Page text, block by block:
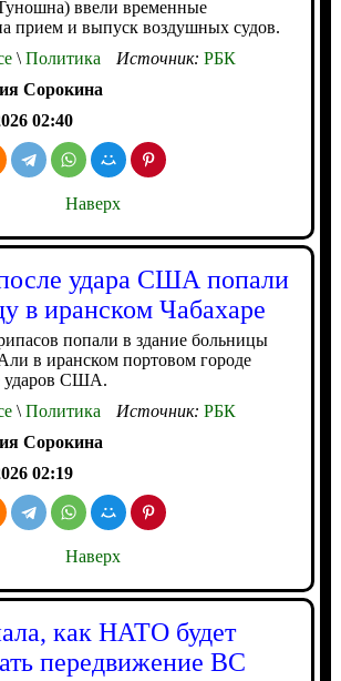
ввели временные
прием и выпуск воздушных судов.
\Политика Источник: РБК
Сорокина
02:40
Наверх
удара США попали
в иранском Чабахаре
попали в здание больницы
в иранском портовом городе
ударов США.
\Политика Источник: РБК
Сорокина
02:19
Наверх
как НАТО будет
передвижение ВС